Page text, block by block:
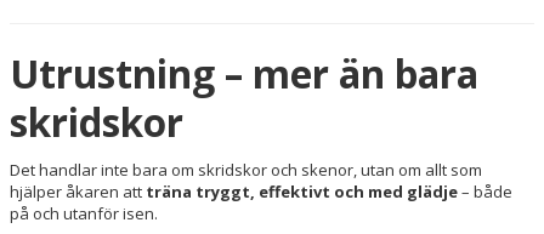
Utrustning – mer än bara
skridskor
Det handlar inte bara om skridskor och skenor, utan om allt som
hjälper åkaren att träna tryggt, effektivt och med glädje– både
på och utanför isen.